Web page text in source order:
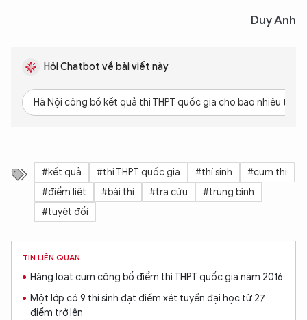
Duy Anh
Hỏi Chatbot về bài viết này
Hà Nội công bố kết quả thi THPT quốc gia cho bao nhiêu thí
#kết quả #thi THPT quốc gia #thí sinh
#cụm thi
#điểm liệt
#bài thi #tra cứu
#trung bình
#tuyệt đối
TIN LIÊN QUAN
Hàng loạt cụm công bố điểm thi THPT quốc gia năm 2016
Một lớp có 9 thí sinh đạt điểm xét tuyển đại học từ 27
điểm trở lên